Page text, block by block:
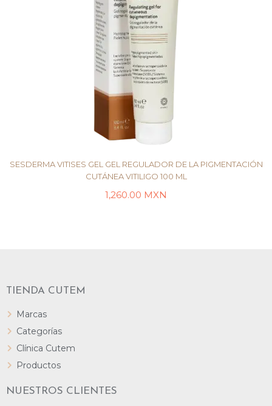
SESDERMA VITISES GEL GEL REGULADOR DE LA PIGMENTACIÓN
CUTÁNEA VITILIGO 100 ML
1,260.00 MXN
TIENDA CUTEM
Marcas
Categorías
Clínica Cutem
Productos
NUESTROS CLIENTES